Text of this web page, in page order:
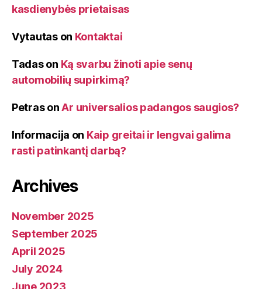
kasdienybės prietaisas
Vytautason Kontaktai
Tadason Ką svarbu žinoti apie senų
automobilių supirkimą?
PetrasonAr universalios padangos saugios?
Informacija on Kaip greitai ir lengvai galima
rasti patinkantį darbą?
Archives
November 2025
September 2025
April 2025
July 2024
June 2023